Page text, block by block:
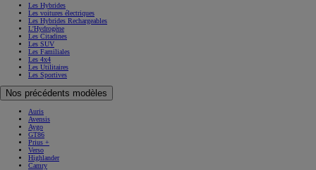
Les Hybrides
Les voitures électriques
Les Hybrides Rechargeables
L'Hydrogène
Les Citadines
Les SUV
Les Familiales
Les 4x4
Les Utilitaires
Les Sportives
Nos précédents modèles
Auris
Avensis
Aygo
GT86
Prius +
Verso
Highlander
Camry